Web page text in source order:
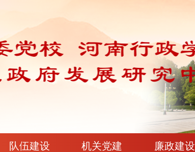
队伍建设 机关党建 廉政建设